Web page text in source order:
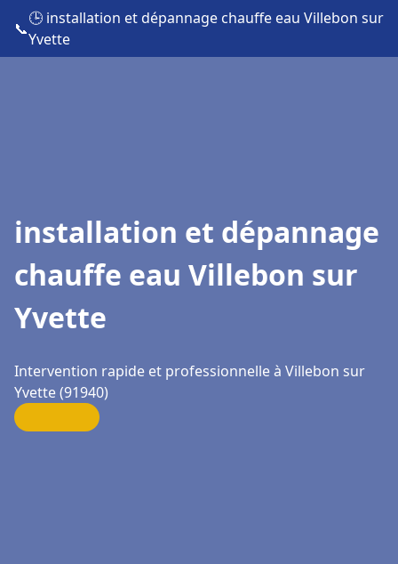
📞
🕒 installation et dépannage chauffe eau Villebon sur
Yvette
installation et dépannage
chauffe eau Villebon sur
Yvette
Intervention rapide et professionnelle à Villebon sur
Yvette (91940)